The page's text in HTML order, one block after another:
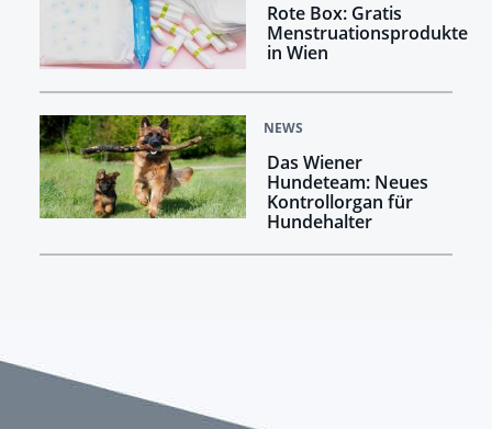
Rote Box: Gratis
Menstruationsprodukte
in Wien
NEWS
Das Wiener
Hundeteam: Neues
Kontrollorgan für
Hundehalter